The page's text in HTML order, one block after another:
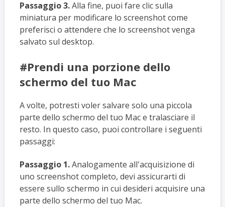
Passaggio 3.Alla fine, puoi fare clic sulla
miniatura per modificare lo screenshot come
preferisci o attendere che lo screenshot venga
salvato sul desktop.
#Prendi una porzione dello
schermo del tuo Mac
A volte, potresti voler salvare solo una piccola
parte dello schermo del tuo Mac e tralasciare il
resto. In questo caso, puoi controllare i seguenti
passaggi:
Passaggio 1.Analogamente all'acquisizione di
uno screenshot completo, devi assicurarti di
essere sullo schermo in cui desideri acquisire una
parte dello schermo del tuo Mac.